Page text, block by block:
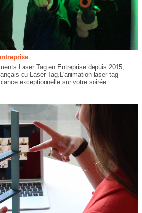
Laser Tag en Entreprise depuis 2015,
du Laser Tag.L'animation laser tag
exceptionnelle sur votre soirée...